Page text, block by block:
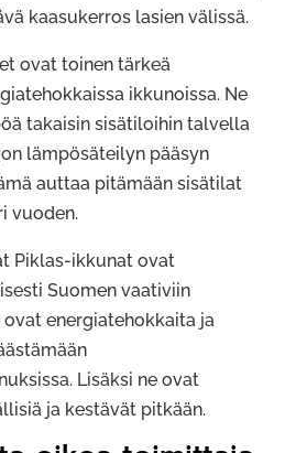
kaasukerros lasien välissä.
ovat toinen tärkeä
ikkunoissa. Ne
takaisin sisätiloihin talvella
lämpösäteilyn pääsyn
auttaa pitämään sisätilat
vuoden.
Piklas-ikkunat ovat
Suomen vaativiin
energiatehokkaita ja
Lisäksi ne ovat
ja kestävät pitkään.